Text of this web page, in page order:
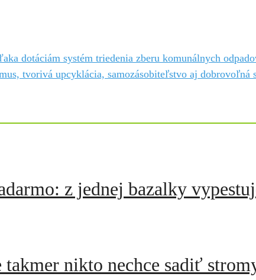
dotáciám systém triedenia zberu komunálnych
tvorivá upcyklácia, samozásobiteľstvo aj dobrovoľná
z jednej bazalky
nikto nechce sadiť